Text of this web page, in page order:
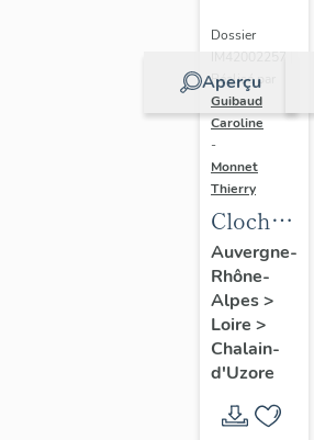
Aperçu
Dossier
IM42002257 |
Réalisé par
Guibaud
Caroline
-
Monnet
Thierry
Cloche :
(n°3)
Auvergne-
Rhône-
Alpes>
Loire >
Chalain-
d'Uzore